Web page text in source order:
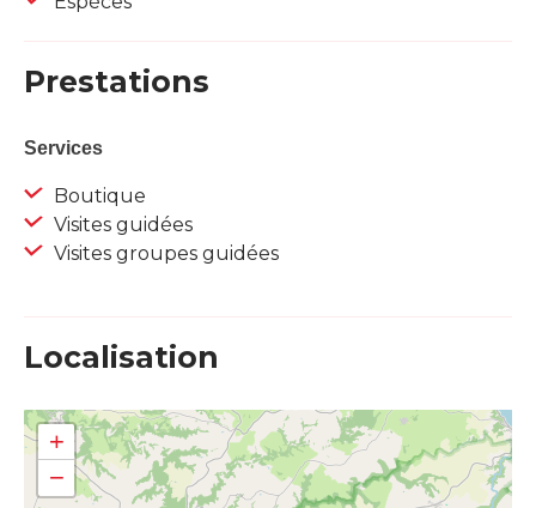
Prestations
Services
Boutique
Visites guidées
Visites groupes guidées
Localisation
+
−